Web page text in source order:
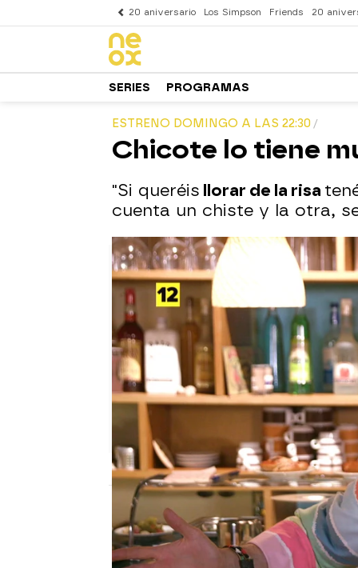
20 aniversario Los Simpson Friends 20
SERIES PROGRAMAS
ESTRENO DOMINGO A LAS 22:30
Chicote lo tiene
"Si queréis llorar de la risa
cuenta un chiste y la otra,
neox
Madrid
Publicado:08 de junio de 2018, 16:09